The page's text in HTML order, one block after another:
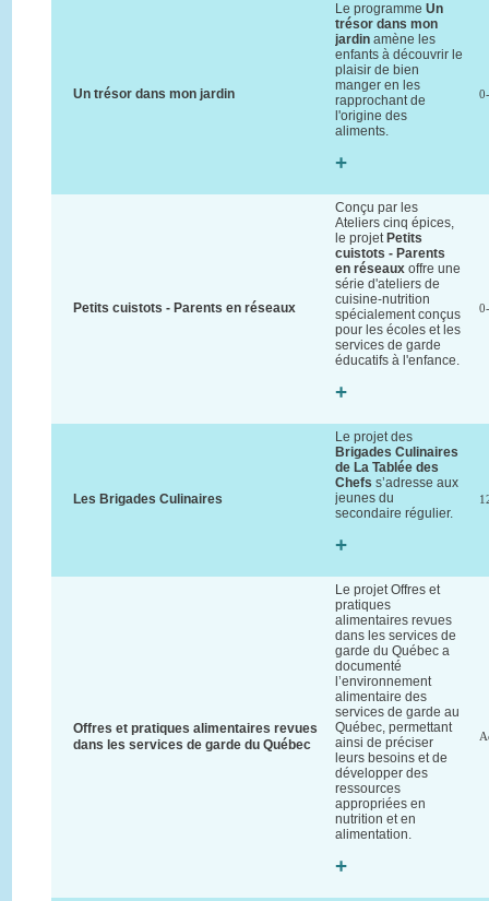
Un trésor dans mon jardin
Le programme Un
trésor dans mon
jardinamène les
enfants à découvrir le
plaisir de bien
manger en les
rapprochant de
l'origine des
aliments.
+
Petits cuistots - Parents en réseaux
Conçu par les
Ateliers cinq épices,
le projetPetits
cuistots - Parents
en réseauxoffre une
série d'ateliers de
cuisine-nutrition
spécialement conçus
pour les écoles et les
services de garde
éducatifs à l'enfance.
+
Les Brigades Culinaires
Le projet des
Brigades Culinaires
de La Tablée des
Chefs s’adresse aux
jeunes du
secondaire régulier.
+
Offres et pratiques alimentaires revues
dans les services de garde du Québec
Le projet Offres et
pratiques
alimentaires revues
dans les services de
garde du Québec a
documenté
l’environnement
alimentaire des
services de garde au
Québec, permettant
ainsi de préciser
leurs besoins et de
développer des
ressources
appropriées en
nutrition et en
alimentation.
+